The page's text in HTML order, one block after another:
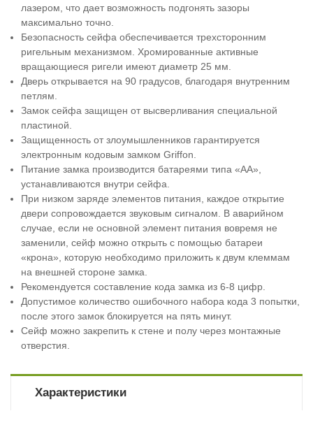
лазером, что дает возможность подгонять зазоры
максимально точно.
Безопасность сейфа обеспечивается трехсторонним
ригельным механизмом. Хромированные активные
вращающиеся ригели имеют диаметр 25 мм.
Дверь открывается на 90 градусов, благодаря внутренним
петлям.
Замок сейфа защищен от высверливания специальной
пластиной.
Защищенность от злоумышленников гарантируется
электронным кодовым замком Griffon.
Питание замка производится батареями типа «АА»,
устанавливаются внутри сейфа.
При низком заряде элементов питания, каждое открытие
двери сопровождается звуковым сигналом. В аварийном
случае, если не основной элемент питания вовремя не
заменили, сейф можно открыть с помощью батареи
«крона», которую необходимо приложить к двум клеммам
на внешней стороне замка.
Рекомендуется составление кода замка из 6-8 цифр.
Допустимое количество ошибочного набора кода 3 попытки,
после этого замок блокируется на пять минут.
Сейф можно закрепить к стене и полу через монтажные
отверстия.
Характеристики